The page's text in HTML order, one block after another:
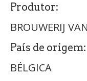
Produtor:
BROUWERIJ
País de origem:
BÉLGICA